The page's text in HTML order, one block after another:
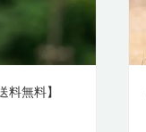
無料】